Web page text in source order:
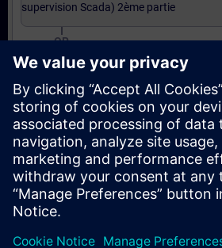
supervision Scada) 2ème partie
OR
Conception avec WinCC Unified (système
supervision Scada) 2ème partie
distance)
OR
Base JavaScript pour WinCC Unified
distance)